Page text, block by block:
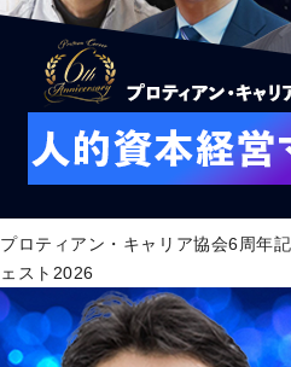
プロティアン・キャリア協会6周年
ェスト2026